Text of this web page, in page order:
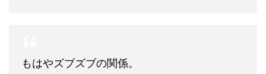
もはやズブズブの関係。